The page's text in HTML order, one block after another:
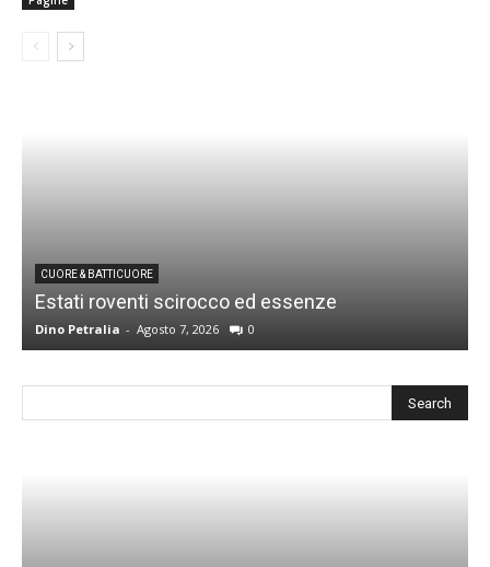
CUORE & BATTICUORE
Estati roventi scirocco ed essenze
Dino Petralia - Agosto 7, 2026 0